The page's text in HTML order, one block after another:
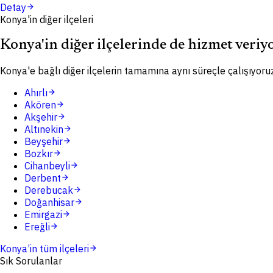
Detayarrow_forward
Konya'in diğer ilçeleri
Konya'in diğer ilçelerinde de hizmet
Konya'e bağlı diğer ilçelerin tamamına aynı süreçle
Ahırlıarrow_forward
Akörenarrow_forward
Akşehirarrow_forward
Altınekinarrow_forward
Beyşehirarrow_forward
Bozkırarrow_forward
Cihanbeyliarrow_forward
Derbentarrow_forward
Derebucakarrow_forward
Doğanhisararrow_forward
Emirgaziarrow_forward
Ereğliarrow_forward
Konya’in tüm ilçeleriarrow_forward
Sık Sorulanlar